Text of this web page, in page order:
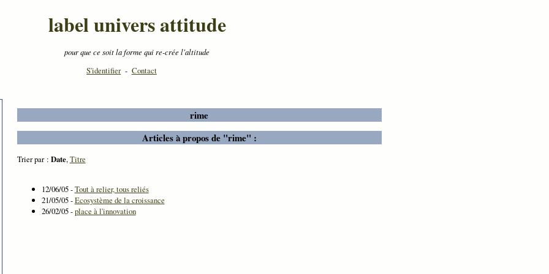
label univers attitude
pour que ce soit la forme qui re-crée l'altitude
S'identifier - Contact
rime
Articles à propos de "rime" :
Trier par : Date,Titre
12/06/05 -Tout à relier, tous reliés
21/05/05 -Ecosystème de la croissance
26/02/05 -place à l'innovation